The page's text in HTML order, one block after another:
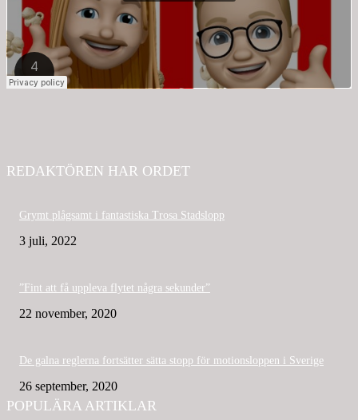
REDAKTÖREN HAR ORDET
Grymt plågsamt i fantastiska Trosa Stadslopp
3 juli, 2022
”Fint att få uppleva flytet några sekunder”
22 november, 2020
De galna reglerna fortsätter sätta stopp för motionsloppen i Sverige
26 september, 2020
POPULÄRA ARTIKLAR